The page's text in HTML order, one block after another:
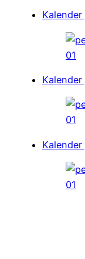
Kalender